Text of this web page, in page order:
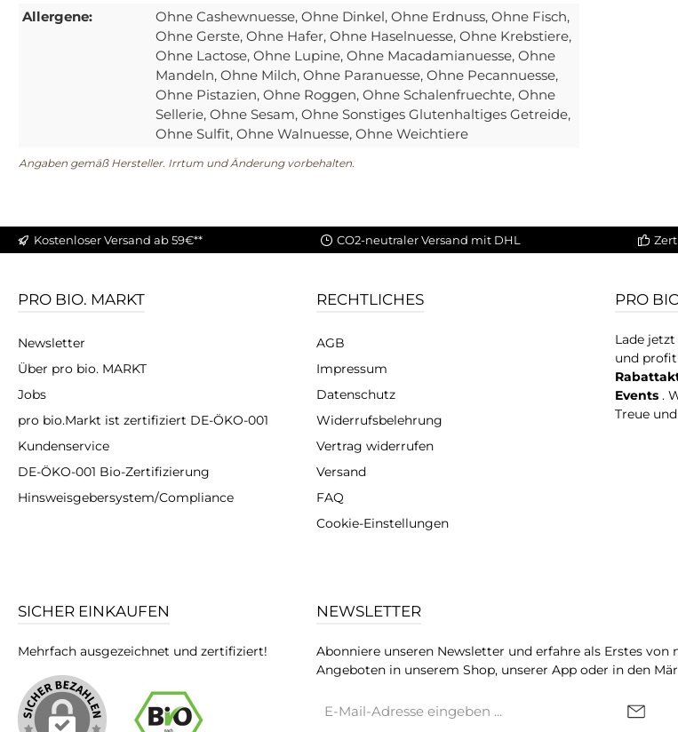
Allergene: Ohne Cashewnuesse, Ohne Dinkel, Ohne Erdnuss, Ohne Fisch,
Ohne Gerste, Ohne Hafer, Ohne Haselnuesse, Ohne Krebstiere,
Ohne Lactose, Ohne Lupine, Ohne Macadamianuesse, Ohne
Mandeln, Ohne Milch, Ohne Paranuesse, Ohne Pecannuesse,
Ohne Pistazien, Ohne Roggen, Ohne Schalenfruechte, Ohne
Sellerie, Ohne Sesam, Ohne Sonstiges Glutenhaltiges Getreide,
Ohne Sulfit, Ohne Walnuesse, Ohne Weichtiere
Angaben gemäß Hersteller. Irrtum und Änderung vorbehalten.
Kostenloser Versand ab 59€** CO2-neutraler Versand mit DHL
PRO BIO. MARKT
Newsletter
Über pro bio. MARKT
Jobs
pro bio.Markt ist zertifiziert DE-ÖKO-001
Kundenservice
DE-ÖKO-001 Bio-Zertifizierung
Hinsweisgebersystem/Compliance
RECHTLICHES
AGB
Impressum
Datenschutz
Widerrufsbelehrung
Vertrag widerrufen
Versand
FAQ
Cookie-Einstellungen
PRO
Lade
und
Events .
Treue
SICHER EINKAUFEN
Mehrfach ausgezeichnet und zertifiziert!
NEWSLETTER
Abonniere unseren Newsletter und erfahre als Erstes von
Angeboten in unserem Shop, unserer App oder in den
Mail-